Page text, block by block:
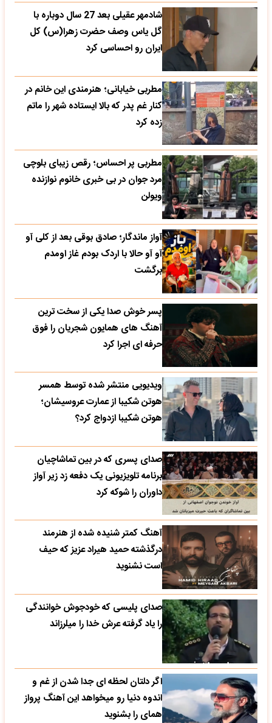
شادمهر عقیلی بعد 27 سال دوباره با
گل یاس وصف حضرت زهرا(س) کل
ایران رو احساسی کرد
مطربی خیابانی؛ هنرمندی این خانم در
کنار غم پدر که بالا ایستاده شهر را ماتم
زده کرد
مطربی پر احساس؛ رقص زیبای بلوچی
مرد جوان در بی خبری خانوم نوازنده
ویولن
آواز ماندگار؛ صادق بوقی بعد از کلی آو
آو آو حالا با اردک بودم غاز اومدم
برگشت
پسر خوش صدا یکی از سخت ترین
آهنگ های همایون شجریان را فوق
حرفه ای اجرا کرد
ویدیویی منتشر شده توسط همسر
هوتن شکیبا از عمارت عروسیشان؛
هوتن شکیبا ازدواج کرد؟
صدای پسری که در بین تماشاچیان
برنامه تلویزیونی یک دفعه زد زیر آواز
داوران را شوکه کرد
آهنگ کمتر شنیده شده از هنرمند
درگذشته حمید هیراد عزیز که حیف
است نشنوید
صدای پلیسی که خودجوش خوانندگی
را یاد گرفته عرش خدا را میلرزاند
اگر دلتان لحظه ای جدا شدن از غم و
اندوه دنیا رو میخواهد این آهنگ پرواز
همای را بشنوید